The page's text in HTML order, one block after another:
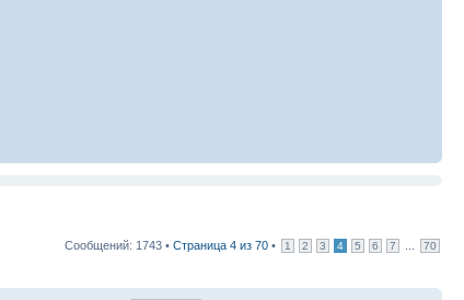
Сообщений: 1743 • Страница 4 из 70 • 1 2 3 4 5 6 7 70